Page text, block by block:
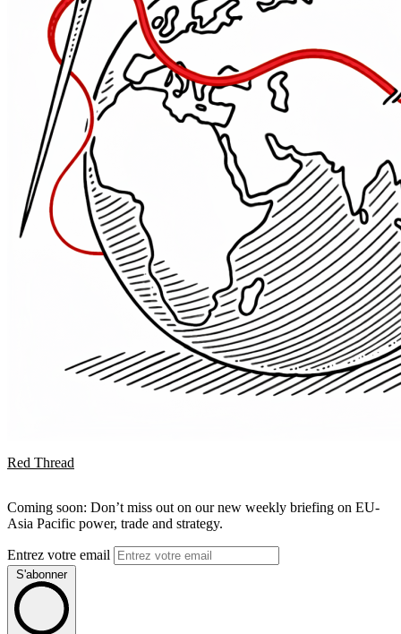
Red Thread
Coming soon: Don’t miss out on our new weekly briefing on EU-
Asia Pacific power, trade and strategy.
Entrez votre email
S'abonner